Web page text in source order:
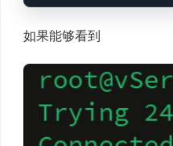
如果能够看到